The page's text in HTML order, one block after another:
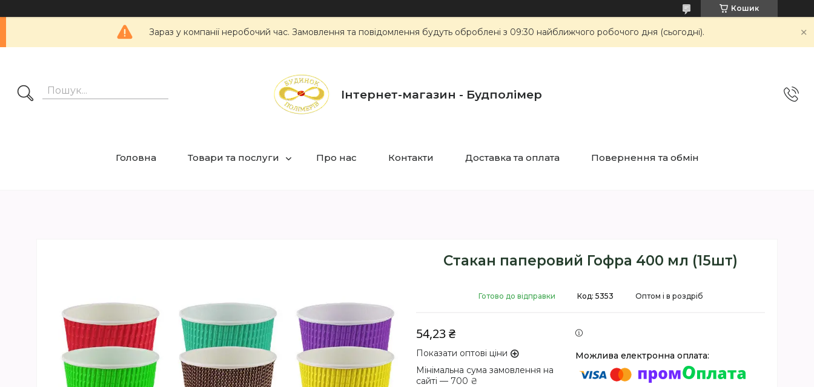
Кошик
Зараз у компанії неробочий час. Замовлення та повідомлення будуть оброблені з 09:30 найближчого робочого дня (сьогодні).
Інтернет-магазин - Будполімер
Головна Товари та послуги Про нас Контакти Доставка та оплата Повернення та обмін
Стакан паперовий Гофра 400 мл (15шт)
Готово до відправки Оптом і в роздріб
Код: 5353
54,23 ₴
Показати оптові ціни
Мінімальна сума замовлення на
сайті — 700 ₴